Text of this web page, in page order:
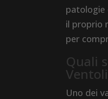
patologie
il proprio
per
Quali
Uno dei